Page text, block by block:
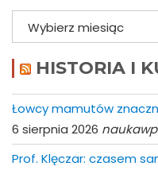
Archiwa
HISTORIA I
Łowcy mamutów
6 sierpnia 2026
Prof. Klęczar: czasem